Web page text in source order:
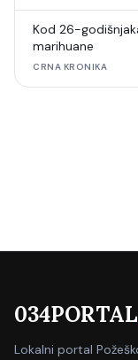
Kod 26-
marihuane
CRNA KRONIKA
034PORTAL
Lokalni portal